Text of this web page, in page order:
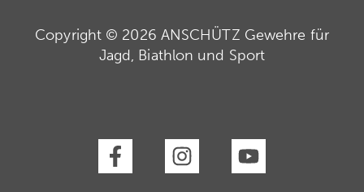
Copyright © 2026 ANSCHÜTZ Gewehre für
Jagd, Biathlon und Sport